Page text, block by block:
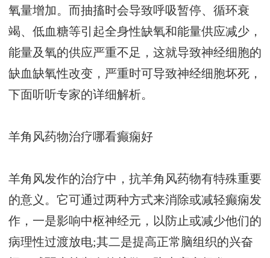
氧量增加。而抽搐时会导致呼吸暂停、循环衰
竭、低血糖等引起全身性缺氧和能量供应减少，
能量及氧的供应严重不足，这就导致神经细胞的
缺血缺氧性改变，严重时可导致神经细胞坏死，
下面听听专家的详细解析。
羊角风药物治疗哪看癫痫好
羊角风发作的治疗中，抗羊角风药物有特殊重要
的意义。它可通过两种方式来消除或减轻癫痫发
作，一是影响中枢神经元，以防止或减少他们的
病理性过渡放电;其二是提高正常脑组织的兴奋